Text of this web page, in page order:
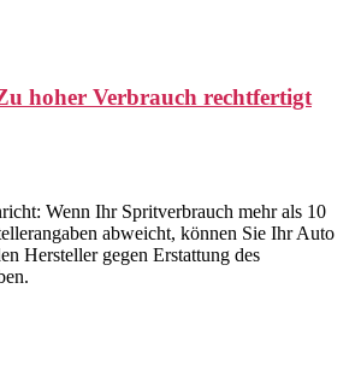
hoher Verbrauch rechtfertigt
Wenn Ihr Spritverbrauch mehr als 10
abweicht, können Sie Ihr Auto
Hersteller gegen Erstattung des